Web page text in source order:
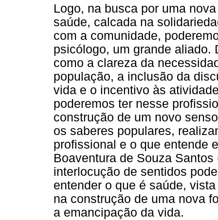
Logo, na busca por uma
saúde, calcada na
com a comunidade,
psicólogo, um grande aliado.
como a clareza da
população, a inclusão da
vida e o incentivo às
poderemos ter nesse
construção de um novo
os saberes populares,
profissional e o que entende
Boaventura de Souza
interlocução de sentidos
entender o que é saúde,
na construção de uma nova
a emancipação da vida.